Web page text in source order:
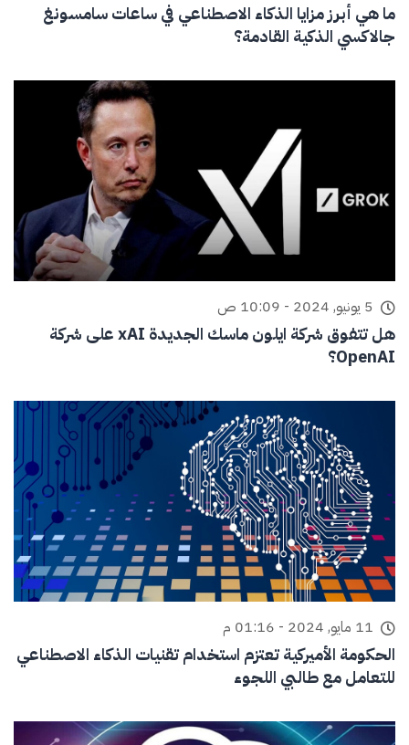
ما هي أبرز مزايا الذكاء الاصطناعي في ساعات سامسونغ
جالاكسي الذكية القادمة؟
5 يونيو, 2024 - 10:09 ص
هل تتفوق شركة ايلون ماسك الجديدة xAI على شركة
OpenAI؟
11 مايو, 2024 - 01:16 م
الحكومة الأميركية تعتزم استخدام تقنيات الذكاء الاصطناعي
للتعامل مع طالبي اللجوء